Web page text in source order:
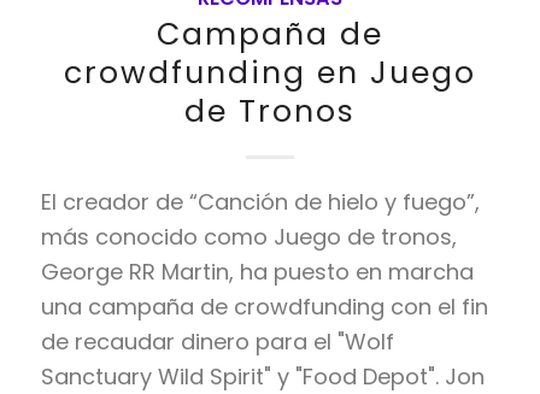
Campaña de
crowdfunding en Juego
de Tronos
El creador de “Canción de hielo y fuego”,
más conocido como Juego de tronos,
George RR Martin, ha puesto en marcha
una campaña de crowdfunding con el fin
de recaudar dinero para el "Wolf
Sanctuary Wild Spirit" y "Food Depot". Jon